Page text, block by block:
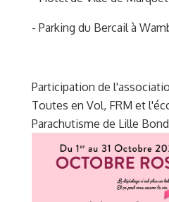
- Parking du Bercail à
Participation de
Toutes en Vol, FRM et
Parachutisme de Lille